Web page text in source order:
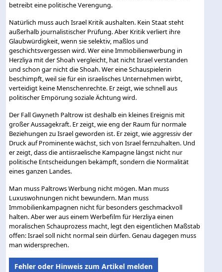
betreibt eine politische Verengung.
Natürlich muss auch Israel Kritik aushalten. Kein Staat steht
außerhalb journalistischer Prüfung. Aber Kritik verliert ihre
Glaubwürdigkeit, wenn sie selektiv, maßlos und
geschichtsvergessen wird. Wer eine Immobilienwerbung in
Herzliya mit der Shoah vergleicht, hat nicht Israel verstanden
und schon gar nicht die Shoah. Wer eine Schauspielerin
beschimpft, weil sie für ein israelisches Unternehmen wirbt,
verteidigt keine Menschenrechte. Er zeigt, wie schnell aus
politischer Empörung soziale Ächtung wird.
Der Fall Gwyneth Paltrow ist deshalb ein kleines Ereignis mit
großer Aussagekraft. Er zeigt, wie eng der Raum für normale
Beziehungen zu Israel geworden ist. Er zeigt, wie aggressiv der
Druck auf Prominente wächst, sich von Israel fernzuhalten. Und
er zeigt, dass die antiisraelische Kampagne längst nicht nur
politische Entscheidungen bekämpft, sondern die Normalität
eines ganzen Landes.
Man muss Paltrows Werbung nicht mögen. Man muss
Luxuswohnungen nicht bewundern. Man muss
Immobilienkampagnen nicht für besonders geschmackvoll
halten. Aber wer aus einem Werbefilm für Herzliya einen
moralischen Schauprozess macht, legt den eigentlichen Maßstab
offen: Israel soll nicht normal sein dürfen. Genau dagegen muss
man widersprechen.
Fehler oder Hinweis zum Artikel melden